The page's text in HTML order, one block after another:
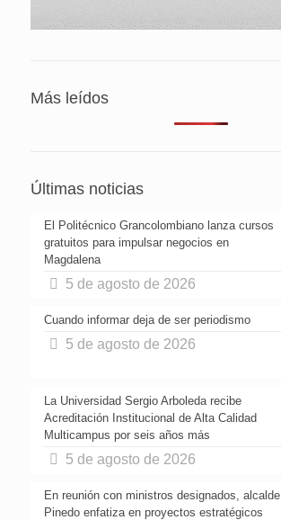
Más leídos
Últimas noticias
El Politécnico Grancolombiano lanza cursos
gratuitos para impulsar negocios en
Magdalena
5 de agosto de 2026
Cuando informar deja de ser periodismo
5 de agosto de 2026
La Universidad Sergio Arboleda recibe
Acreditación Institucional de Alta Calidad
Multicampus por seis años más
5 de agosto de 2026
En reunión con ministros designados, alcalde
Pinedo enfatiza en proyectos estratégicos